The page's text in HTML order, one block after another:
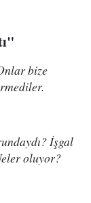
bize
İşgal
oluyor?